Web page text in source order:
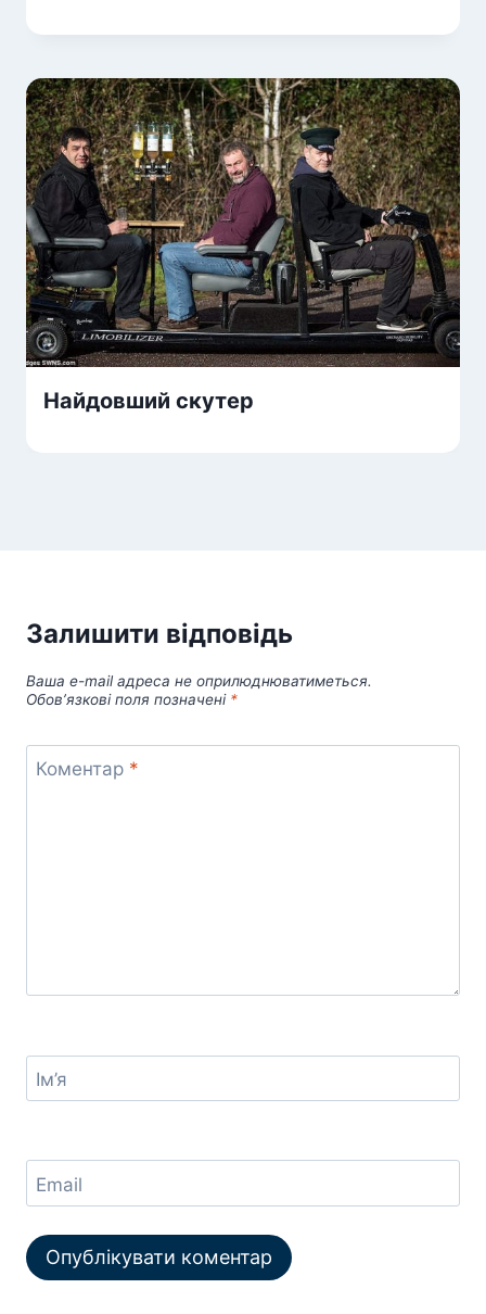
Найдовший скутер
Залишити відповідь
Ваша e-mail адреса не оприлюднюватиметься.
Обов’язкові поля позначені *
Коментар *
Ім’я
Email